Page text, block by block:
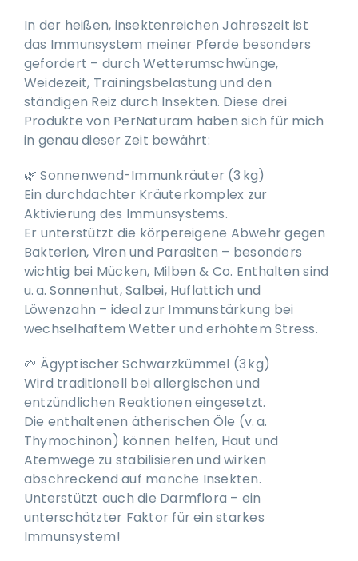
In der heißen, insektenreichen Jahreszeit ist
das Immunsystem meiner Pferde besonders
gefordert – durch Wetterumschwünge,
Weidezeit, Trainingsbelastung und den
ständigen Reiz durch Insekten. Diese drei
Produkte von PerNaturam haben sich für mich
in genau dieser Zeit bewährt:
🌿 Sonnenwend-Immunkräuter (3 kg)
Ein durchdachter Kräuterkomplex zur
Aktivierung des Immunsystems.
Er unterstützt die körpereigene Abwehr gegen
Bakterien, Viren und Parasiten – besonders
wichtig bei Mücken, Milben & Co. Enthalten sind
u. a. Sonnenhut, Salbei, Huflattich und
Löwenzahn – ideal zur Immunstärkung bei
wechselhaftem Wetter und erhöhtem Stress.
🌱 Ägyptischer Schwarzkümmel (3 kg)
Wird traditionell bei allergischen und
entzündlichen Reaktionen eingesetzt.
Die enthaltenen ätherischen Öle (v. a.
Thymochinon) können helfen, Haut und
Atemwege zu stabilisieren und wirken
abschreckend auf manche Insekten.
Unterstützt auch die Darmflora – ein
unterschätzter Faktor für ein starkes
Immunsystem!